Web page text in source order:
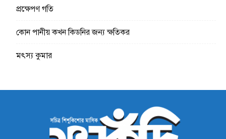
প্রক্ষেপণ গতি
কোন পানীয় কখন কিডনির জন্য ক্ষতিকর
মৎস্য কুমার